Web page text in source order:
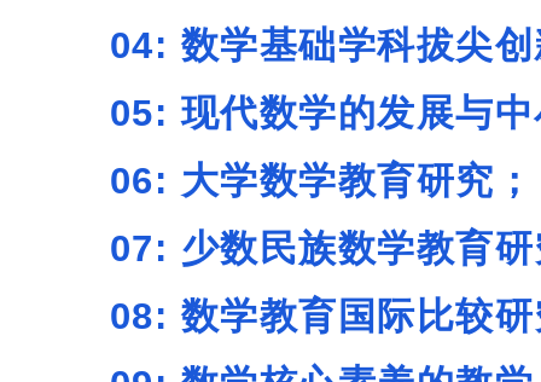
04: 数学基础学科拔尖
05: 现代数学的发展与
06: 大学数学
07: 少数民族数
08: 数学教育国